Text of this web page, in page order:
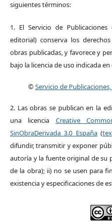
siguientes términos:
1. El Servicio de
editorial) conserva los
obras publicadas, y favorece y
bajo la licencia de uso indicada
©Servicio de
2. Las obras se publican en la
una licencia Creative
SinObraDerivada 3.0 España(
difundir, transmitir y exponer
autoría y la fuente original de su
de la obra); ii) no se usen para
existencia y especificaciones de